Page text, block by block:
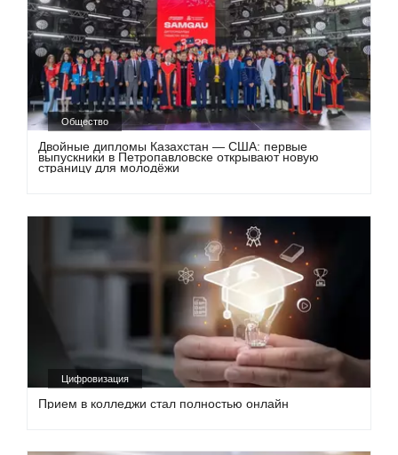
Общество
Двойные дипломы Казахстан — США: первые
выпускники в Петропавловске открывают новую
страницу для молодёжи
Цифровизация
Прием в колледжи стал полностью онлайн